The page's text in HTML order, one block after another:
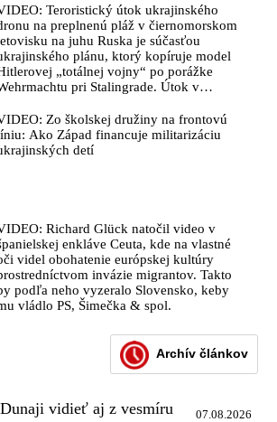
Teroristický útok ukrajinského
na preplnenú pláž v čiernomorskom
na juhu Ruska je súčasťou
plánu, ktorý kopíruje model
„totálnej vojny“ po porážke
pri Stalingrade. Útok v
Iránu potvrdzuje, že Kyjev
na pokyn svojich západných či
sponzorov snaží zatiahnuť
Zo školskej družiny na frontovú
Ako Západ financuje militarizáciu
detí
Richard Glück natočil video v
enkláve Ceuta, kde na vlastné
videl obohatenie európskej kultúry
invázie migrantov. Takto
podľa neho vyzeralo Slovensko, keby
vládlo PS, Šimečka & spol.
Archív článkov
Dunaji vidieť aj z vesmíru 07.08.2026